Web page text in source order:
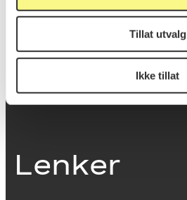
Tillat utvalg
Ikke tillat
Utbetaling og fakturering
Om opphavsrett
Dokumentasjonsskjema
Last ned logo
Lenker